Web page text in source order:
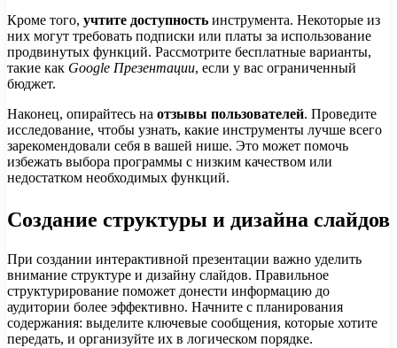
Кроме того, учтите доступность инструмента. Некоторые из
них могут требовать подписки или платы за использование
продвинутых функций. Рассмотрите бесплатные варианты,
такие как Google Презентации, если у вас ограниченный
бюджет.
Наконец, опирайтесь на отзывы пользователей. Проведите
исследование, чтобы узнать, какие инструменты лучше всего
зарекомендовали себя в вашей нише. Это может помочь
избежать выбора программы с низким качеством или
недостатком необходимых функций.
Создание структуры и дизайна слайдов
При создании интерактивной презентации важно уделить
внимание структуре и дизайну слайдов. Правильное
структурирование поможет донести информацию до
аудитории более эффективно. Начните с планирования
содержания: выделите ключевые сообщения, которые хотите
передать, и организуйте их в логическом порядке.